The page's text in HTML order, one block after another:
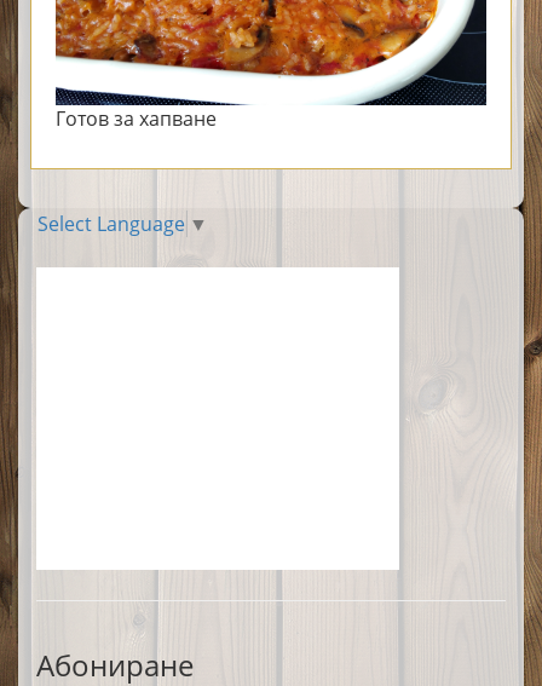
Готов за хапване
Select Language ▼
Абониране